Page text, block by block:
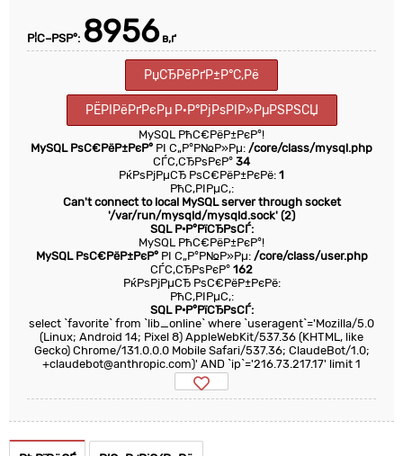
Р¦С–РЅР°: 8956в‚ґ
РџСЂРёРґР±Р°С‚Рё
РЁРІРёРґРєРµ Р·Р°РјРѕРІР»РµРЅРЅСЏ
MySQL РћС€РёР±РєР°!
MySQL РѕС€РёР±РєР° РІ С„Р°Р№Р»Рµ: /core/class/mysql.php
СЃС‚СЂРѕРєР° 34
РќРѕРјРµСЂ РѕС€РёР±РєРё: 1
РћС‚РІРµС‚:
Can't connect to local MySQL server through socket
'/var/run/mysqld/mysqld.sock' (2)
SQL Р·Р°РїСЂРѕСЃ:
MySQL РћС€РёР±РєР°!
MySQL РѕС€РёР±РєР°РІ С„Р°Р№Р»Рµ: /core/class/user.php
СЃС‚СЂРѕРєР° 162
РќРѕРјРµСЂ РѕС€РёР±РєРё:
РћС‚РІРµС‚:
SQL Р·Р°РїСЂРѕСЃ:
select `favorite` from `lib_online` where `useragent`='Mozilla/5.0
(Linux; Android 14; Pixel 8) AppleWebKit/537.36 (KHTML, like
Gecko) Chrome/131.0.0.0 Mobile Safari/537.36; ClaudeBot/1.0;
+claudebot@anthropic.com)' AND `ip`='216.73.217.17' limit 1